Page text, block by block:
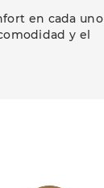
en cada uno
y el